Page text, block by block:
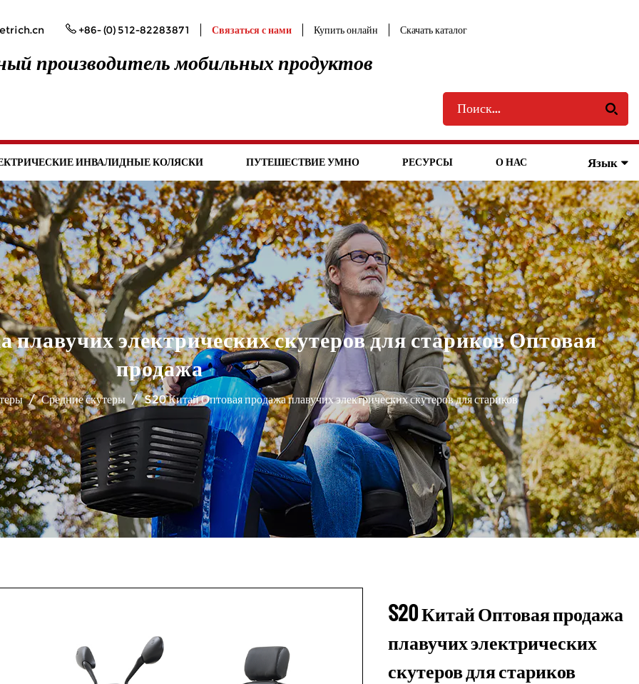
+86- (0) 512-82283871 Связаться с нами Купить онлайн Скачать каталог
производитель мобильных продуктов
ИНВАЛИДНЫЕ КОЛЯСКИ ПУТЕШЕСТВИЕ УМНО РЕСУРСЫ О НАС Язык
электрических скутеров для стариков Оптовая
продажа
/ Средние скутеры / S20 Китай Оптовая продажа плавучих электрических скутеров для стариков
S20 Китай Оптовая продажа
плавучих электрических
скутеров для стариков